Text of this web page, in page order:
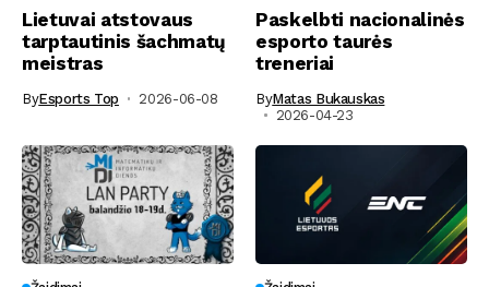
Lietuvai atstovaus
tarptautinis šachmatų
meistras
ByEsports Top 2026-06-08
Paskelbti nacionalinės
esporto taurės
treneriai
ByMatas Bukauskas
2026-04-23